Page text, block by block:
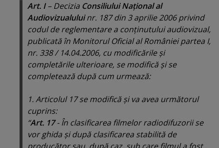
Art. I– Decizia Consiliului Naţional al
Audiovizualuluinr. 187 din 3 aprilie 2006 privind
codul de reglementare a conţinutului audiovizual,
publicată în Monitorul Oficial al României partea I,
nr. 338 / 14.04.2006, cu modificările şi
completările ulterioare, se modifică şi se
completează după cum urmează:
1. Articolul 17 se modifică şi va avea următorul
cuprins:
“Art. 17- În clasificarea filmelor radiodifuzorii se
vor ghida şi după clasificarea stabilită de